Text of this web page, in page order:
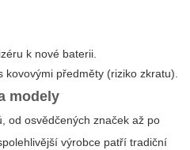
k nové baterii.
kovovými předměty (riziko zkratu).
modely
od osvědčených značek až po
výrobce patří tradiční